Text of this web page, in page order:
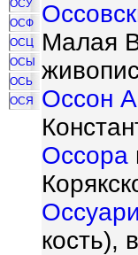
ОСУ
ОСФ
ОСЦ
ОСЫ
ОСЬ
ОСЯ
Малая
Оссон
Оссора
кость),